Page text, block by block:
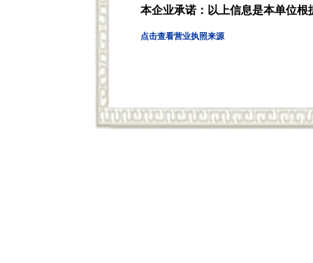
本企业承诺：以上信息是本单位根
点击查看营业执照来源